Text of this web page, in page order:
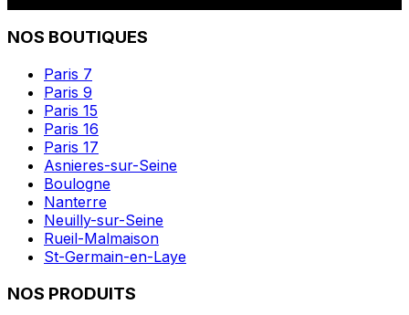
NOS BOUTIQUES
Paris 7
Paris 9
Paris 15
Paris 16
Paris 17
Asnieres-sur-Seine
Boulogne
Nanterre
Neuilly-sur-Seine
Rueil-Malmaison
St-Germain-en-Laye
NOS PRODUITS